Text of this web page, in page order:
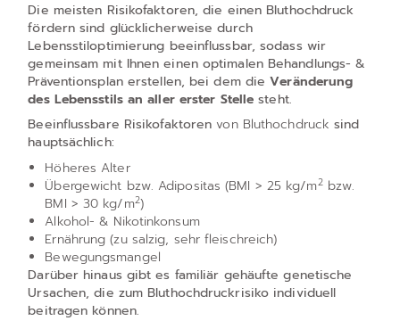
Die meisten Risikofaktoren, die einen Bluthochdruck
fördern sind glücklicherweise durch
Lebensstiloptimierung beeinflussbar, sodass wir
gemeinsam mit Ihnen einen optimalen Behandlungs- &
Präventionsplan erstellen, bei dem dieVeränderung
des Lebensstils an aller erster Stelle steht.
Beeinflussbare Risikofaktoren von Bluthochdrucksind
hauptsächlich:
Höheres Alter
Übergewicht bzw. Adipositas (BMI > 25 kg/m2bzw.
BMI > 30 kg/m2)
Alkohol- & Nikotinkonsum
Ernährung (zu salzig, sehr fleischreich)
Bewegungsmangel
Darüber hinaus gibt es familiär gehäufte genetische
Ursachen, die zum Bluthochdruckrisiko individuell
beitragen können.